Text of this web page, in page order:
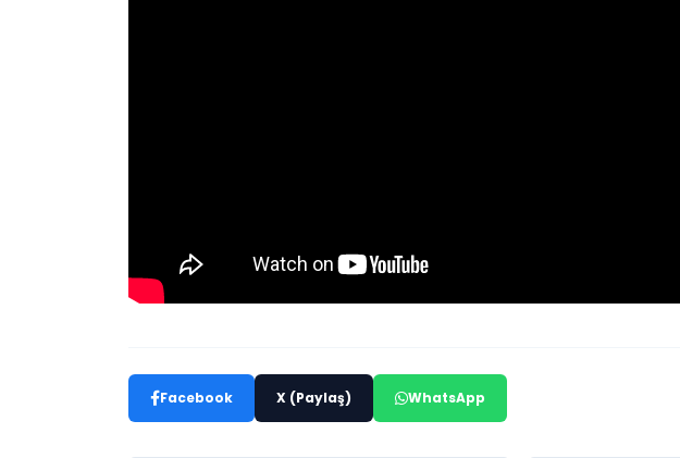
Facebook X (Paylaş) WhatsApp